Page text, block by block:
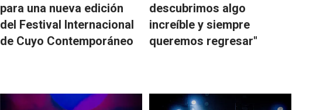
para una nueva edición
del Festival Internacional
de Cuyo Contemporáneo
descubrimos algo
increíble y siempre
queremos regresar"